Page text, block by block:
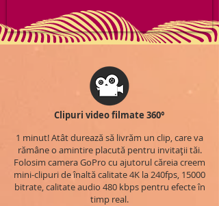
Clipuri video filmate 360°
1 minut! Atât durează să livrăm un clip, care va
rămâne o amintire placută pentru invitații tăi.
Folosim camera GoPro cu ajutorul căreia creem
mini-clipuri de înaltă calitate 4K la 240fps, 15000
bitrate, calitate audio 480 kbps pentru efecte în
timp real.